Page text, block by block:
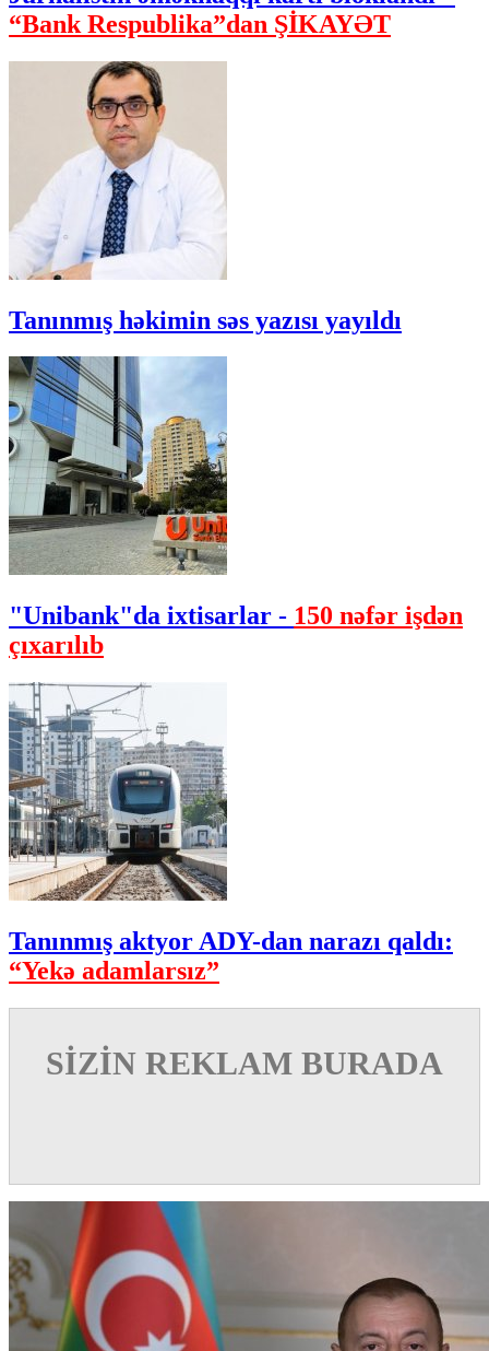
“Bank Respublika”dan ŞİKAYƏT
Tanınmış həkimin səs yazısı yayıldı
"Unibank"da ixtisarlar - 150 nəfər işdən
çıxarılıb
Tanınmış aktyor ADY-dan narazı qaldı:
“Yekə adamlarsız”
SİZİN REKLAM BURADA